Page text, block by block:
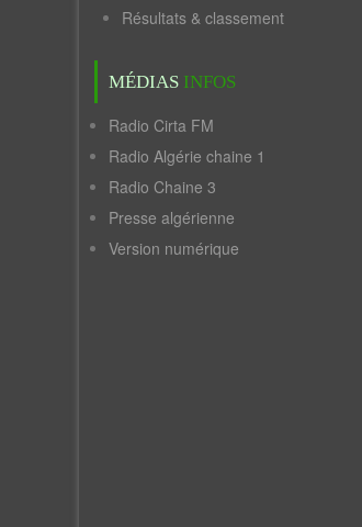
Résultats & classement
MÉDIAS INFOS
Radio Cirta FM
Radio Algérie chaine 1
Radio Chaine 3
Presse algérienne
Version numérique